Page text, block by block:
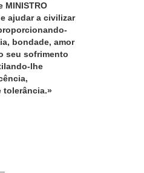
MINISTRO
e ajudar a civilizar
bondade, amor
seu sofrimento
lhe
tolerância.»